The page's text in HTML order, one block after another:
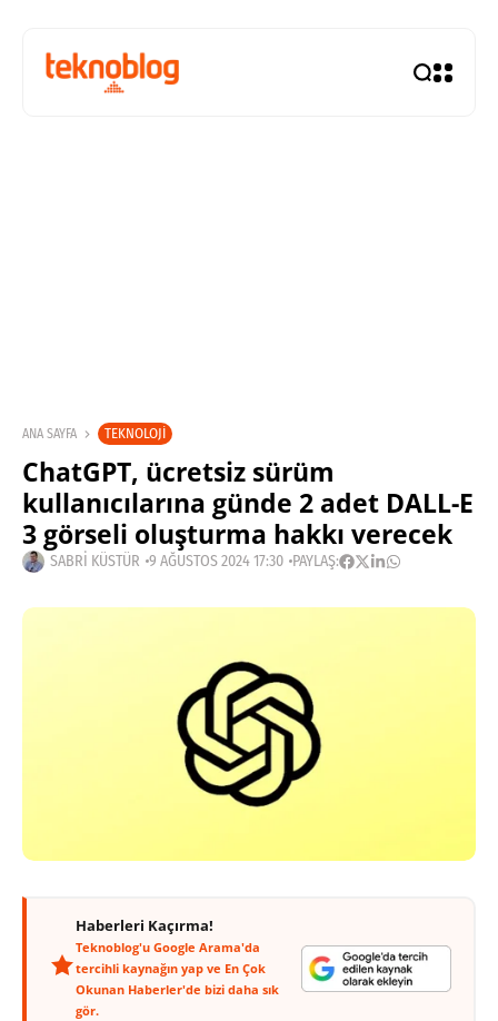
ANA SAYFA TEKNOLOJI
ChatGPT, ücretsiz sürüm
kullanıcılarına günde 2 adet DALL-E
3 görseli oluşturma hakkı verecek
SABRI KÜSTÜR 9 AĞUSTOS 2024 17:30 PAYLAŞ:
Haberleri Kaçırma!
Teknoblog'u Google Arama'da
tercihli kaynağın yap ve En Çok
Okunan Haberler'de bizi daha sık
gör.